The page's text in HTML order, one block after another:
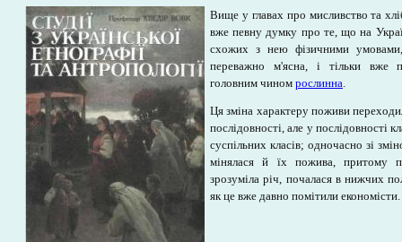
Вище у главах про мисливство та
вже певну думку про те, що на
схожих з нею фізичними
переважно м'ясна, і тільки вже
головним чином рослинна.
Ця зміна характеру поживи
послідовності, але у послідовності
суспільних класів; одночасно зі
мінялася й їх пожива, притому
зрозуміла річ, почалася в нижчих
як це вже давно помітили економісти.